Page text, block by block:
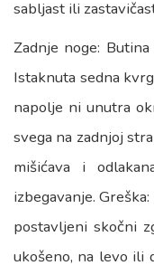
sabljast ili
Zadnje noge:
Istaknuta sedna
napolje ni unutra
svega na zadnjoj
mišićava i
izbegavanje.
postavljeni skočni
ukošeno, na levo ili